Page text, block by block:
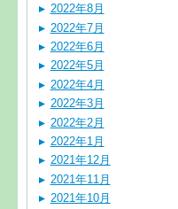
2022年8月
2022年7月
2022年6月
2022年5月
2022年4月
2022年3月
2022年2月
2022年1月
2021年12月
2021年11月
2021年10月